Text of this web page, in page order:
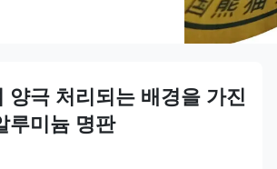
양극 처리되는 배경을 가진
루미늄 명판